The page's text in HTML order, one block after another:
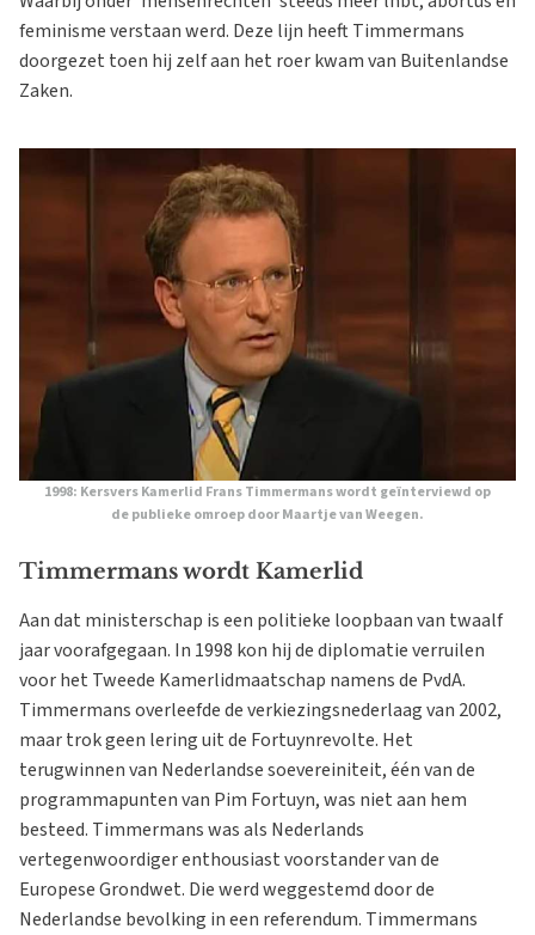
feminisme verstaan werd. Deze lijn heeft Timmermans
doorgezet toen hij zelf aan het roer kwam van Buitenlandse
Zaken.
1998: Kersvers Kamerlid Frans Timmermans wordt geïnterviewd op
de publieke omroep door Maartje van Weegen.
Timmermans wordt Kamerlid
Aan dat ministerschap is een politieke loopbaan van twaalf
jaar voorafgegaan. In 1998 kon hij de diplomatie verruilen
voor het Tweede Kamerlidmaatschap namens de PvdA.
Timmermans overleefde de verkiezingsnederlaag van 2002,
maar trok geen lering uit de Fortuynrevolte. Het
terugwinnen van Nederlandse soevereiniteit, één van de
programmapunten van Pim Fortuyn, was niet aan hem
besteed. Timmermans was als Nederlands
vertegenwoordiger enthousiast voorstander van de
Europese Grondwet. Die werd weggestemd door de
Nederlandse bevolking in een referendum. Timmermans